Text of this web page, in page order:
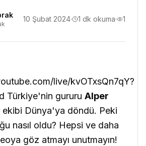
10 Şubat 2024· 1 dk okuma· 1
live/kvOTxsQn7qY?
Türkiye'nin gururu Alper
ekibi Dünya'ya döndü. Peki
nasıl oldu? Hepsi ve daha
göz atmayı unutmayın!